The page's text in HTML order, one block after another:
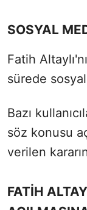
SOSYAL
Fatih
sürede
Bazı
söz konusu
verilen
FATİH